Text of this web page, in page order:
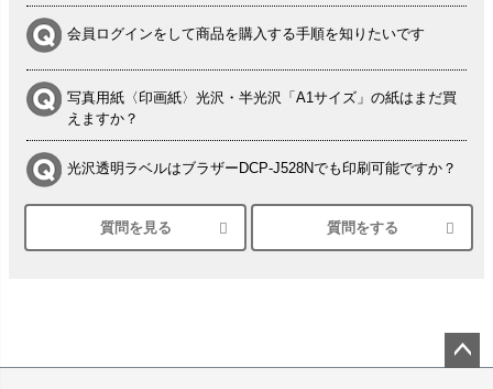
会員ログインをして商品を購入する手順を知りたいです
写真用紙〈印画紙〉光沢・半光沢「A1サイズ」の紙はまだ買
えますか？
光沢透明ラベルはブラザーDCP-J528Nでも印刷可能ですか？
シルバーペーパーにEPSON EP-30VAで印刷するときの設定
は？
塩ビのロール紙で離型紙が透明の商品はありますか
質問を見る 質問をする